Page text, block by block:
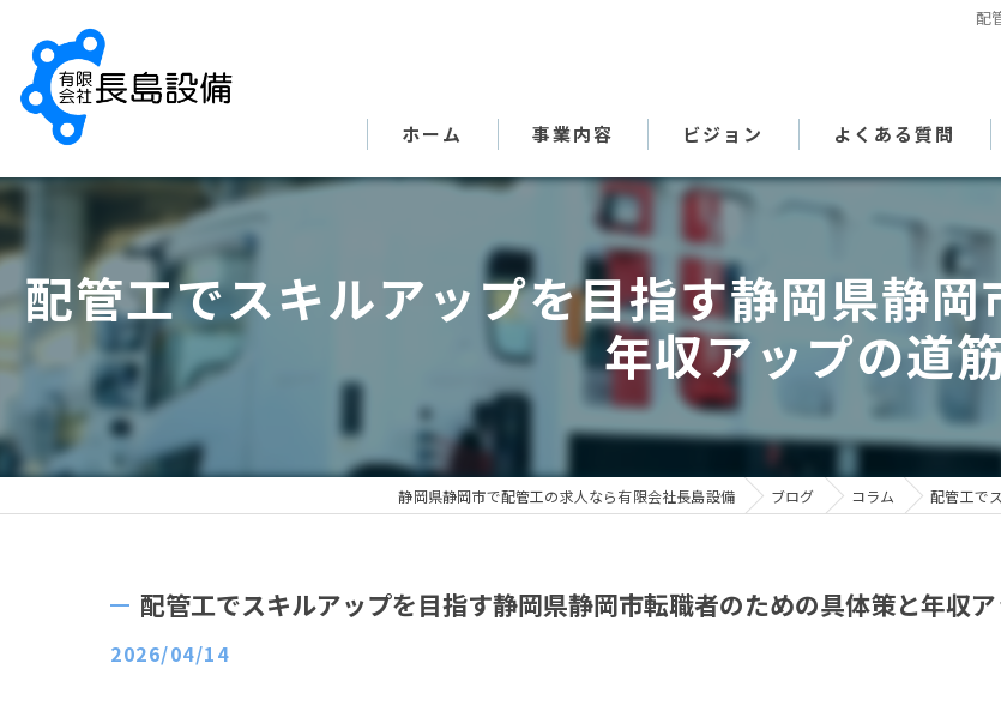
配
ホーム 事業内容 ビジョン よくある質問
配管工でスキルアップを目指す静岡県静
年収アップの道
静岡県静岡市で配管工の求人なら有限会社長島設備 ブログ コラム 配管工で
配管工でスキルアップを目指す静岡県静岡市転職者のための具体策と年収
2026/04/14